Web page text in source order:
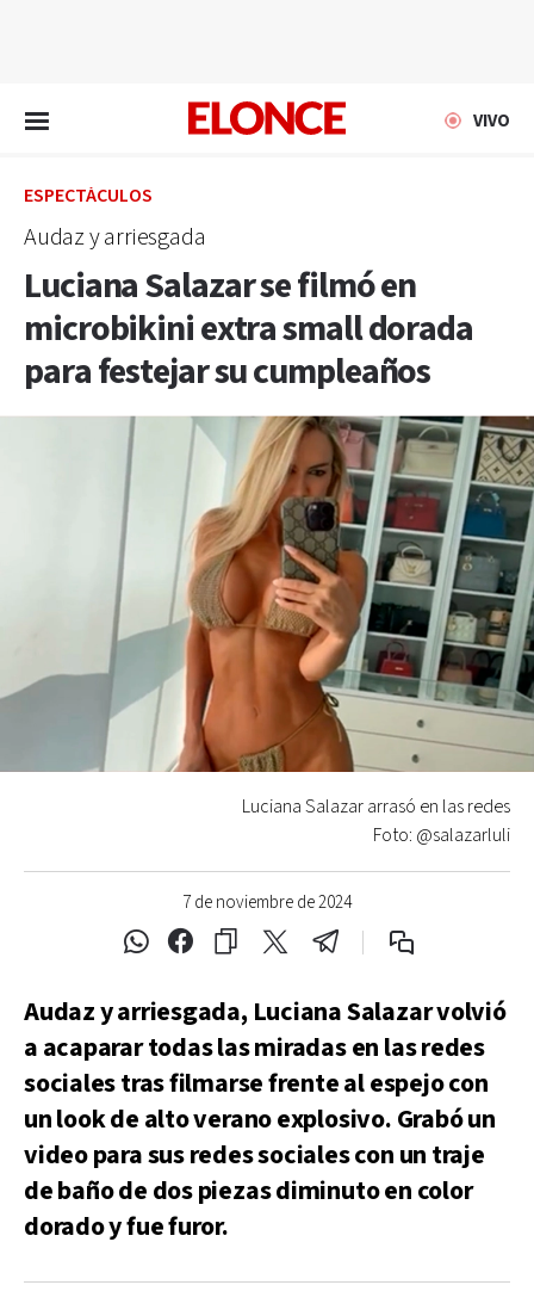
VIVO
ESPECTÁCULOS
Audaz y arriesgada
Luciana Salazar se filmó en
microbikini extra small dorada
para festejar su cumpleaños
7 de noviembre de 2024
Luciana Salazar arrasó en las redes
Foto: @salazarluli
Audaz y arriesgada, Luciana Salazar volvió
a acaparar todas las miradas en las redes
sociales tras filmarse frente al espejo con
un look de alto verano explosivo. Grabó un
video para sus redes sociales con un traje
de baño de dos piezas diminuto en color
dorado y fue furor.